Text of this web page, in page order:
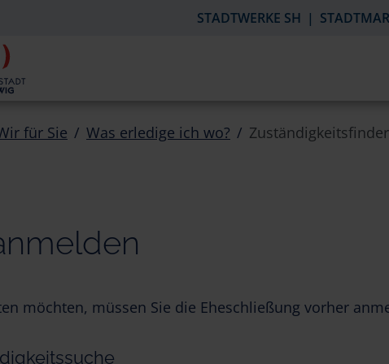
STADTWERKE SH
für Sie Was erledige ich wo? Zuständigkeitsfinder
möchten, müssen Sie die Eheschließung vorher